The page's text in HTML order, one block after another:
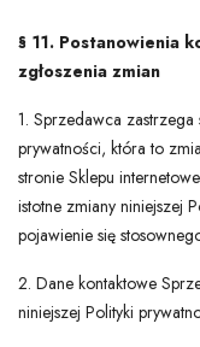
§ 11. Postanowienia
zgłoszenia zmian
1. Sprzedawca
prywatności, która to
stronie Sklepu
istotne zmiany niniejszej
pojawienie się
2. Dane kontaktowe
niniejszej Polityki